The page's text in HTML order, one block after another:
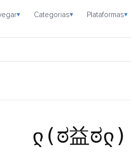
▾ Categorias▾ Plataformas▾
ლ(ಠ益ಠლ)